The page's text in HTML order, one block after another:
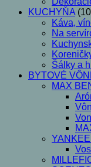
KUCHYŇA
Káva,
Na
Šálky a
BYTOVÉ
MAX